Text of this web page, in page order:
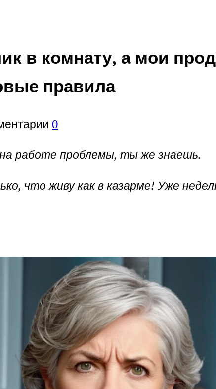
в комнату, а мои
правила
0
работе проблемы, ты же знаешь.
что живу как в казарме! Уже